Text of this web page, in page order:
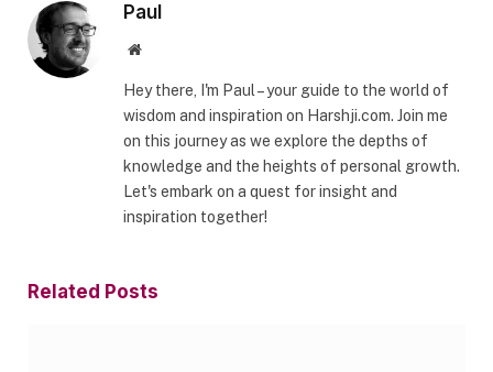
Paul
Website
Hey there, I'm Paul – your guide to the world of
wisdom and inspiration on Harshji.com. Join me
on this journey as we explore the depths of
knowledge and the heights of personal growth.
Let's embark on a quest for insight and
inspiration together!
Related Posts